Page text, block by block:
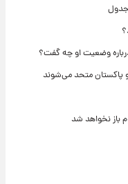
وضعیت او چه گفت؟
پاکستان متحد می‌شوند
باز نخواهد شد